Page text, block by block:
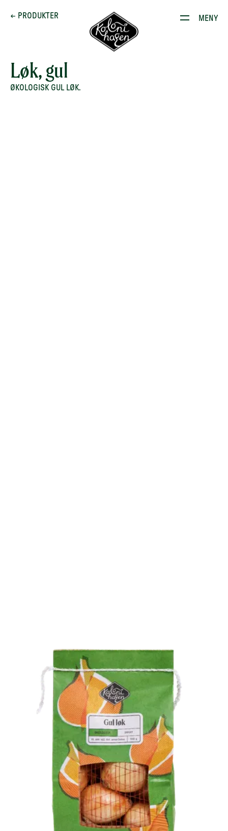
← PRODUKTER MENY
Dette brenner vi for
Produkter
E-stoffguiden
Løk, gul
ØKOLOGISK GUL LØK.